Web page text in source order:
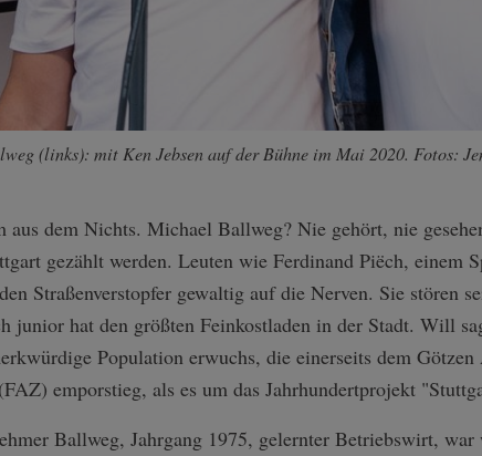
(links): mit Ken Jebsen auf der Bühne im Mai 2020. Fotos:
aus dem Nichts. Michael Ballweg? Nie gehört, nie
gezählt werden. Leuten wie Ferdinand Piëch, einem
Straßenverstopfer gewaltig auf die Nerven. Sie stören
junior hat den größten Feinkostladen in der Stadt. Will
Population erwuchs, die einerseits dem
emporstieg, als es um das Jahrhundertprojekt
Ballweg, Jahrgang 1975, gelernter Betriebswirt,